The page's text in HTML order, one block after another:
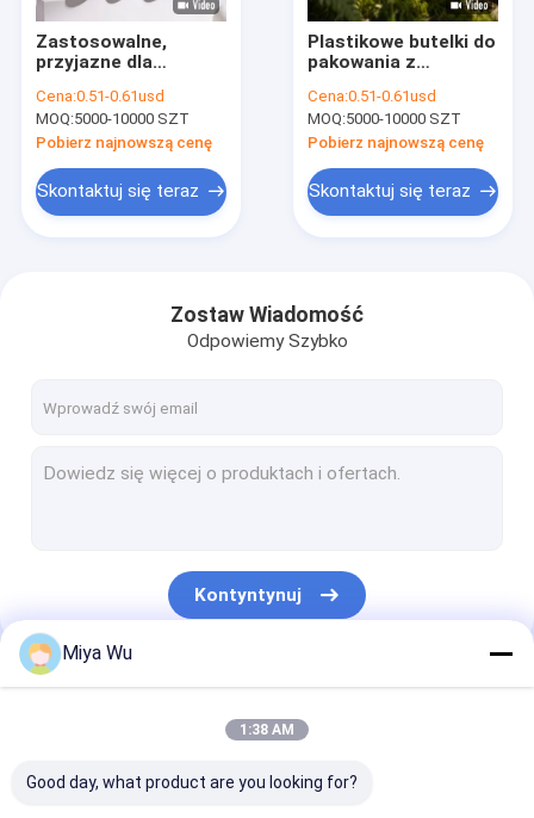
O nas
Zastosowalne,
przyjazne dla
plastikowe butelki
opakowaniowe o
wysokiej odporności
na uderzenia płynów
kosmetycznych
Cena:0.51-0.61usd
MOQ:5000-10000 SZT
Pobierz najnowszą cenę
Skontaktuj się teraz
Plastikowe butelki do
pakowania z
logo w różnych
rozmiarach z
zapobieganiem
rozlewaniu do użytku
kosmetycznego
Cena:0.51-0.61usd
MOQ:5000-10000 SZT
Pobierz najnowszą cenę
Skontaktuj się teraz
Zostaw Wiadomość
Odpowiemy Szybko
Kontyntynuj
Nasze Kategorie
Miya Wu
1:38 AM
Good day, what product are you looking for?